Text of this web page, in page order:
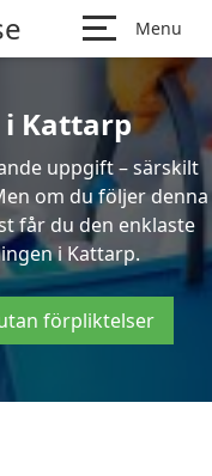
Menu
Kattarp
uppgift – särskilt
om du följer denna
får du den enklaste
i Kattarp.
förpliktelser